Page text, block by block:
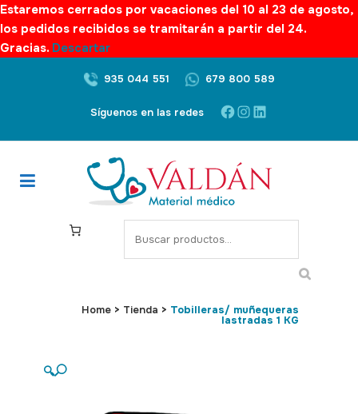
Estaremos cerrados por vacaciones del 10 al 23 de agosto,
los pedidos recibidos se tramitarán a partir del 24.
Gracias. Descartar
935 044 551 679 800 589
Síguenos en las redes Facebook
Instagram
LinkedIn
S
e
c
Home > Tienda > Tobilleras/ muñequeras
lastradas 1 KG
🔍